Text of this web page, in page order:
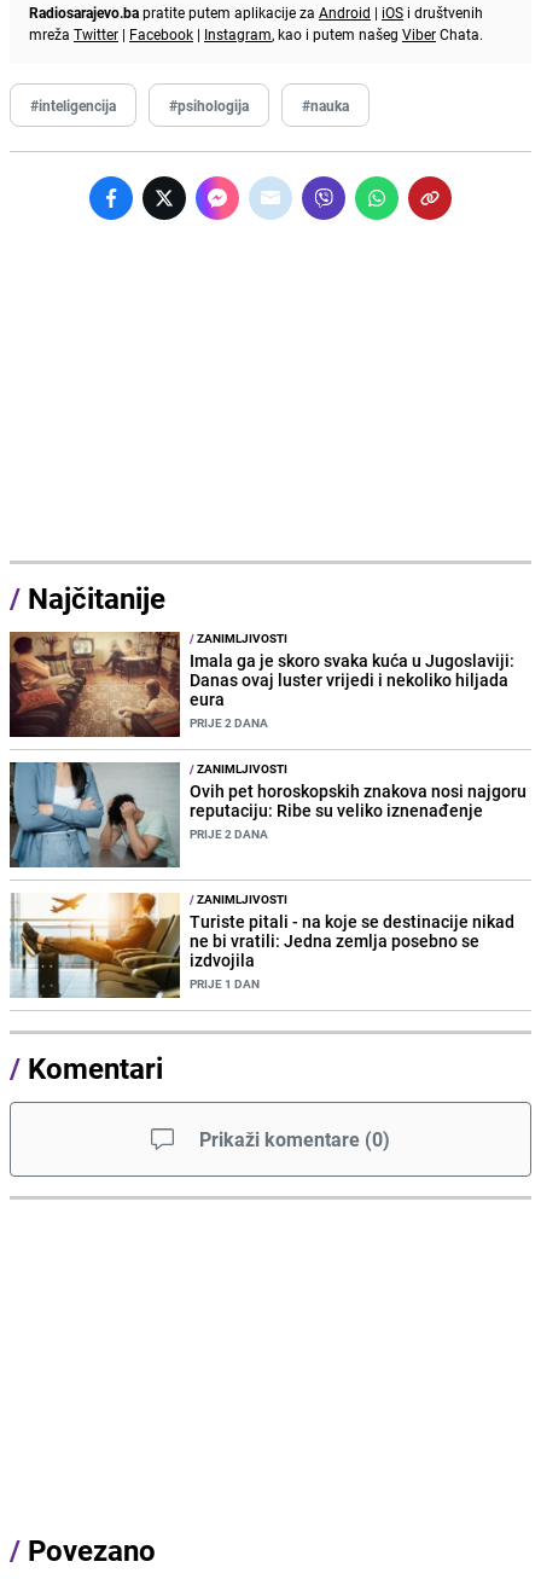
Radiosarajevo.bapratite putem aplikacije za Android | iOS i društvenih
mreža Twitter | Facebook | Instagram, kao i putem našeg ViberChata.
#inteligencija #psihologija #nauka
/ Najčitanije
/ZANIMLJIVOSTI
Imala ga je skoro svaka kuća u Jugoslaviji:
Danas ovaj luster vrijedi i nekoliko hiljada
eura
PRIJE 2 DANA
/ZANIMLJIVOSTI
Ovih pet horoskopskih znakova nosi najgoru
reputaciju: Ribe su veliko iznenađenje
PRIJE 2 DANA
/ZANIMLJIVOSTI
Turiste pitali - na koje se destinacije nikad
ne bi vratili: Jedna zemlja posebno se
izdvojila
PRIJE 1 DAN
/ Komentari
Prikaži komentare (0)
/ Povezano